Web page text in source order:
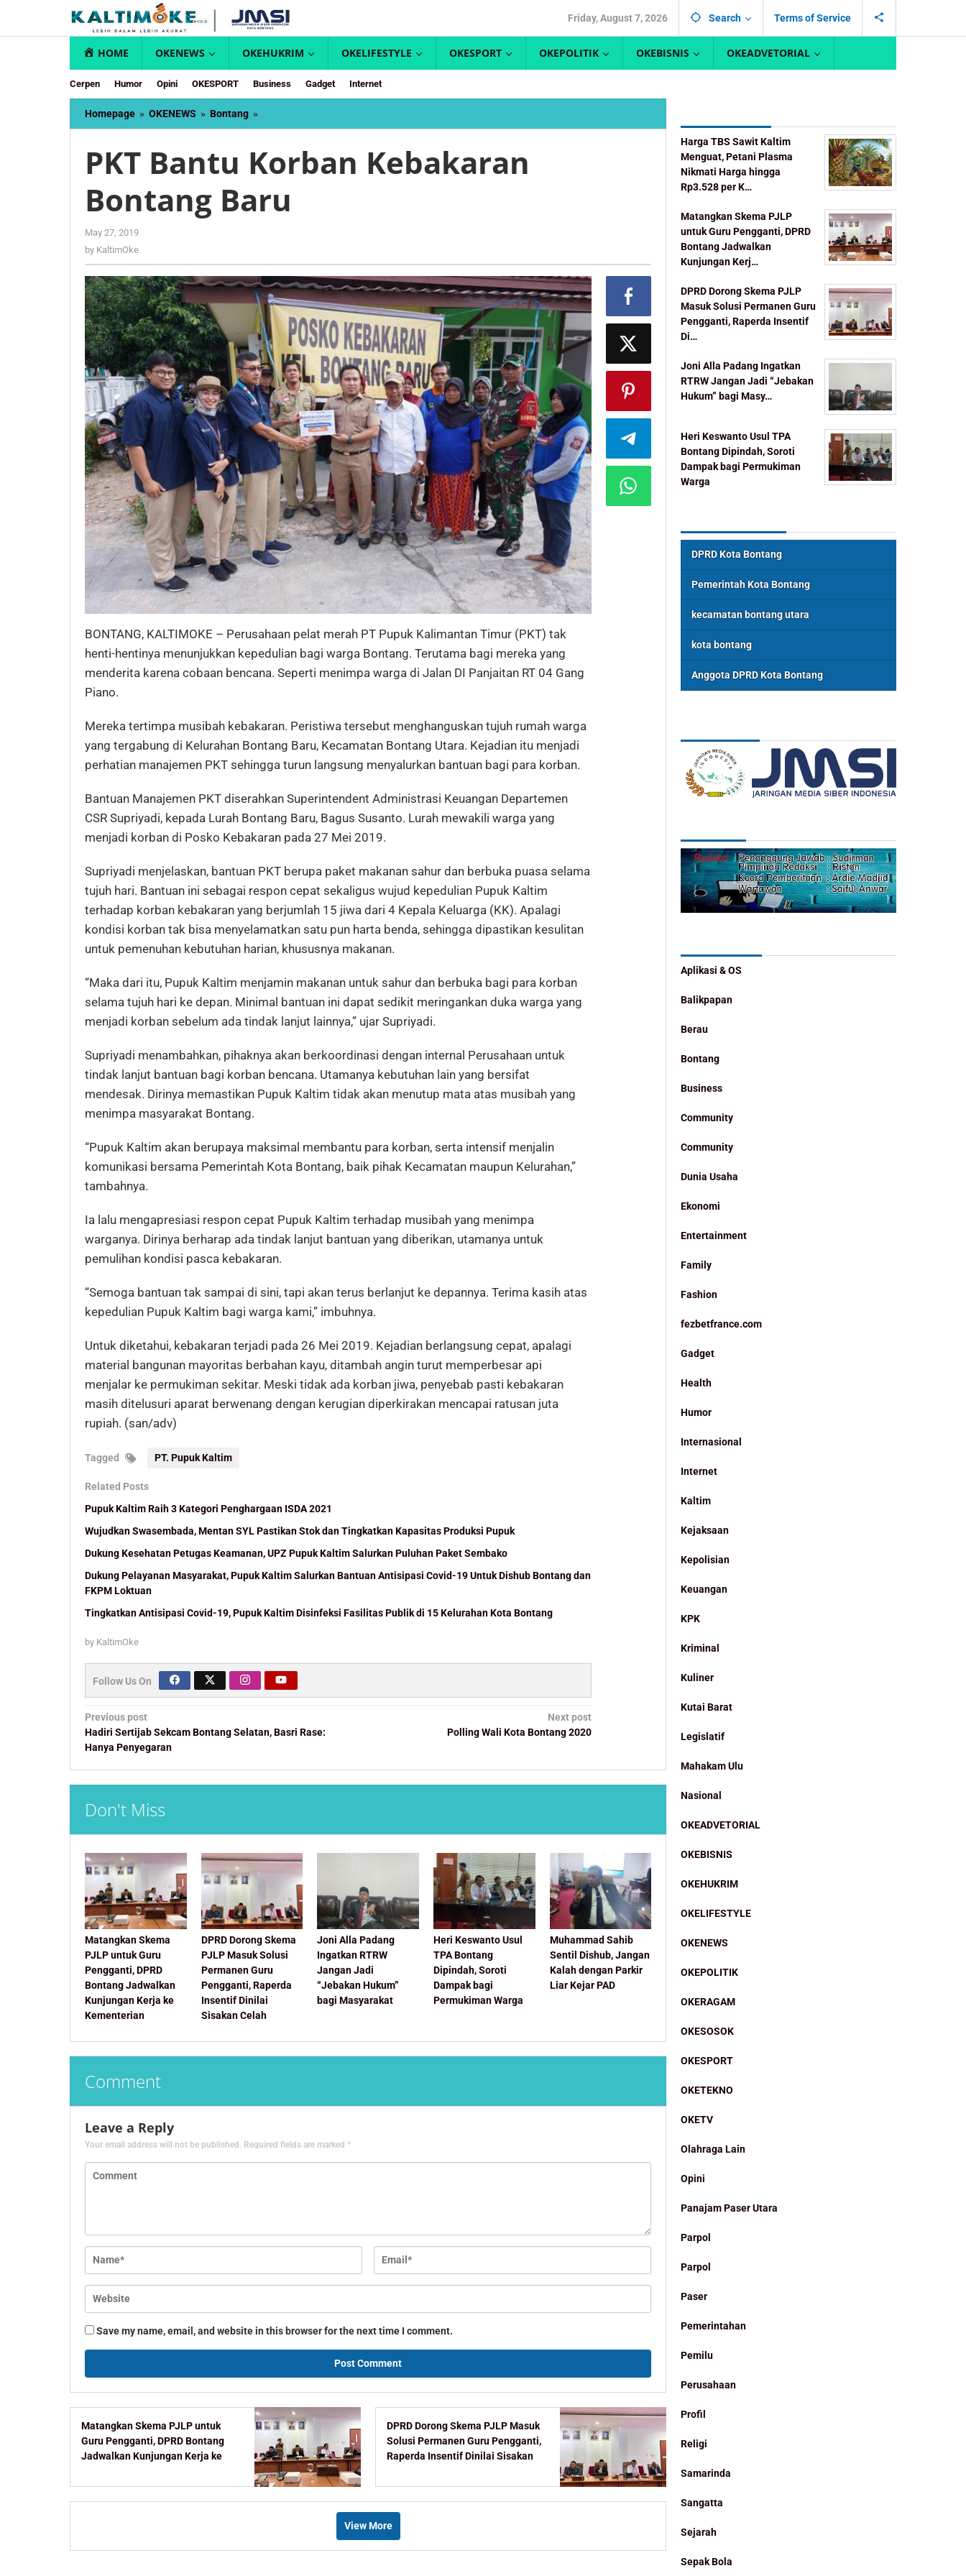
content
Friday, August 7, 2026 Search Terms of Service
HOME OKENEWS OKEHUKRIM OKELIFESTYLE OKESPORT OKEPOLITIK OKEBISNIS OKEADVETORIAL
Cerpen Humor Opini OKESPORT Business Gadget Internet
Homepage » OKENEWS » Bontang »
Bantu
Kebakaran
Bontang
PKT Bantu Korban Kebakaran
Bontang Baru
May 27, 2019
by KaltimOke
BONTANG, KALTIMOKE – Perusahaan pelat merah PT Pupuk Kalimantan Timur (PKT) tak
henti-hentinya menunjukkan kepedulian bagi warga Bontang. Terutama bagi mereka yang
menderita karena cobaan bencana. Seperti menimpa warga di Jalan DI Panjaitan RT 04 Gang
Piano.
Mereka tertimpa musibah kebakaran. Peristiwa tersebut menghanguskan tujuh rumah warga
yang tergabung di Kelurahan Bontang Baru, Kecamatan Bontang Utara. Kejadian itu menjadi
perhatian manajemen PKT sehingga turun langsung menyalurkan bantuan bagi para korban.
Bantuan Manajemen PKT diserahkan Superintendent Administrasi Keuangan Departemen
CSR Supriyadi, kepada Lurah Bontang Baru, Bagus Susanto. Lurah mewakili warga yang
menjadi korban di Posko Kebakaran pada 27 Mei 2019.
Supriyadi menjelaskan, bantuan PKT berupa paket makanan sahur dan berbuka puasa selama
tujuh hari. Bantuan ini sebagai respon cepat sekaligus wujud kepedulian Pupuk Kaltim
terhadap korban kebakaran yang berjumlah 15 jiwa dari 4 Kepala Keluarga (KK). Apalagi
kondisi korban tak bisa menyelamatkan satu pun harta benda, sehingga dipastikan kesulitan
untuk pemenuhan kebutuhan harian, khususnya makanan.
“Maka dari itu, Pupuk Kaltim menjamin makanan untuk sahur dan berbuka bagi para korban
selama tujuh hari ke depan. Minimal bantuan ini dapat sedikit meringankan duka warga yang
menjadi korban sebelum ada tindak lanjut lainnya,” ujar Supriyadi.
Supriyadi menambahkan, pihaknya akan berkoordinasi dengan internal Perusahaan untuk
tindak lanjut bantuan bagi korban bencana. Utamanya kebutuhan lain yang bersifat
mendesak. Dirinya memastikan Pupuk Kaltim tidak akan menutup mata atas musibah yang
menimpa masyarakat Bontang.
“Pupuk Kaltim akan berupaya maksimal membantu para korban, serta intensif menjalin
komunikasi bersama Pemerintah Kota Bontang, baik pihak Kecamatan maupun Kelurahan,”
tambahnya.
Ia lalu mengapresiasi respon cepat Pupuk Kaltim terhadap musibah yang menimpa
warganya. Dirinya berharap ada tindak lanjut bantuan yang diberikan, utamanya untuk
pemulihan kondisi pasca kebakaran.
“Semoga bantuan tak sampai di sini, tapi akan terus berlanjut ke depannya. Terima kasih atas
kepedulian Pupuk Kaltim bagi warga kami,” imbuhnya.
Untuk diketahui, kebakaran terjadi pada 26 Mei 2019. Kejadian berlangsung cepat, apalagi
material bangunan mayoritas berbahan kayu, ditambah angin turut memperbesar api
menjalar ke permukiman sekitar. Meski tidak ada korban jiwa, penyebab pasti kebakaran
masih ditelusuri aparat berwenang dengan kerugian diperkirakan mencapai ratusan juta
rupiah. (san/adv)
Tagged PT. Pupuk Kaltim
Related Posts
Pupuk Kaltim Raih 3 Kategori Penghargaan ISDA 2021
Wujudkan Swasembada, Mentan SYL Pastikan Stok dan Tingkatkan Kapasitas Produksi Pupuk
Dukung Kesehatan Petugas Keamanan, UPZ Pupuk Kaltim Salurkan Puluhan Paket Sembako
Dukung Pelayanan Masyarakat, Pupuk Kaltim Salurkan Bantuan Antisipasi Covid-19 Untuk Dishub Bontang dan
FKPM Loktuan
Tingkatkan Antisipasi Covid-19, Pupuk Kaltim Disinfeksi Fasilitas Publik di 15 Kelurahan Kota Bontang
by KaltimOke
Follow Us On
Post
navigation
Previous post
Hadiri Sertijab Sekcam Bontang Selatan, Basri Rase:
Hanya Penyegaran
Next post
Polling Wali Kota Bontang 2020
Don't Miss
Matangkan Skema
PJLP untuk Guru
Pengganti, DPRD
Bontang Jadwalkan
Kunjungan Kerja ke
Kementerian
DPRD Dorong Skema
PJLP Masuk Solusi
Permanen Guru
Pengganti, Raperda
Insentif Dinilai
Sisakan Celah
Joni Alla Padang
Ingatkan RTRW
Jangan Jadi
“Jebakan Hukum”
bagi Masyarakat
Heri Keswanto Usul
TPA Bontang
Dipindah, Soroti
Dampak bagi
Permukiman Warga
Muhammad Sahib
Sentil Dishub, Jangan
Kalah dengan Parkir
Liar Kejar PAD
Comment
Leave a Reply
Your email address will not be published. Required fields are marked *
Save my name, email, and website in this browser for the next time I comment.
Matangkan Skema PJLP untuk
Guru Pengganti, DPRD Bontang
Jadwalkan Kunjungan Kerja ke
DPRD Dorong Skema PJLP Masuk
Solusi Permanen Guru Pengganti,
Raperda Insentif Dinilai Sisakan
View More
Harga TBS Sawit Kaltim
Menguat, Petani Plasma
Nikmati Harga hingga
Rp3.528 per K…
Matangkan Skema PJLP
untuk Guru Pengganti, DPRD
Bontang Jadwalkan
Kunjungan Kerj…
DPRD Dorong Skema PJLP
Masuk Solusi Permanen Guru
Pengganti, Raperda Insentif
Di…
Joni Alla Padang Ingatkan
RTRW Jangan Jadi “Jebakan
Hukum” bagi Masy…
Heri Keswanto Usul TPA
Bontang Dipindah, Soroti
Dampak bagi Permukiman
Warga
DPRD Kota Bontang
Pemerintah Kota Bontang
kecamatan bontang utara
kota bontang
Anggota DPRD Kota Bontang
Aplikasi & OS
Balikpapan
Berau
Bontang
Business
Community
Community
Dunia Usaha
Ekonomi
Entertainment
Family
Fashion
fezbetfrance.com
Gadget
Health
Humor
Internasional
Internet
Kaltim
Kejaksaan
Kepolisian
Keuangan
KPK
Kriminal
Kuliner
Kutai Barat
Legislatif
Mahakam Ulu
Nasional
OKEADVETORIAL
OKEBISNIS
OKEHUKRIM
OKELIFESTYLE
OKENEWS
OKEPOLITIK
OKERAGAM
OKESOSOK
OKESPORT
OKETEKNO
OKETV
Olahraga Lain
Opini
Panajam Paser Utara
Parpol
Parpol
Paser
Pemerintahan
Pemilu
Perusahaan
Profil
Religi
Samarinda
Sangatta
Sejarah
Sepak Bola